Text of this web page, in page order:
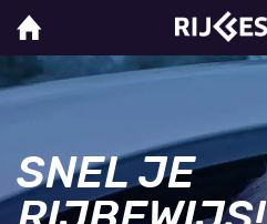
SNEL JE